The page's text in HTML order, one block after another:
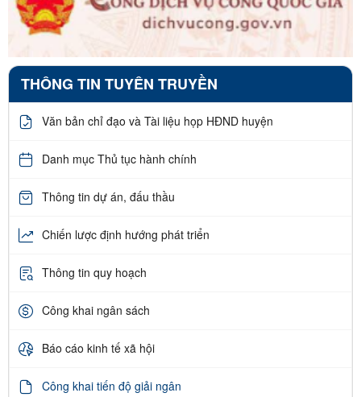
THÔNG TIN TUYÊN TRUYỀN
Văn bản chỉ đạo và Tài liệu họp HĐND huyện
Danh mục Thủ tục hành chính
Thông tin dự án, đấu thầu
Chiến lược định hướng phát triển
Thông tin quy hoạch
Công khai ngân sách
Báo cáo kinh tế xã hội
Công khai tiến độ giải ngân